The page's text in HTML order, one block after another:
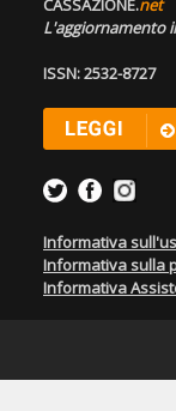
CASSAZIONE.net
L'aggiornamento
ISSN: 2532-8727
Informativa
Informativa sulla
Informativa